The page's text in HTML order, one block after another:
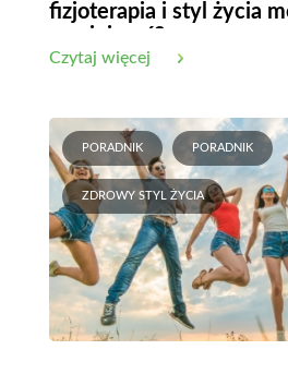
fizjoterapia i styl życia
Czytaj więcej
PORADNIK PORADNIK
ZDROWY STYL ŻYCIA